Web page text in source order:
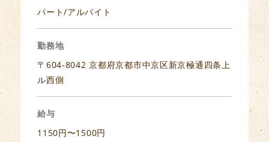
パート/アルバイト
勤務地
〒604-8042 京都府京都市中京区新京極通四条上
ル西側
給与
1150円〜1500円